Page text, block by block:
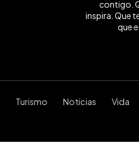
contigo.
inspira. Que
que
Turismo Noticias Vida